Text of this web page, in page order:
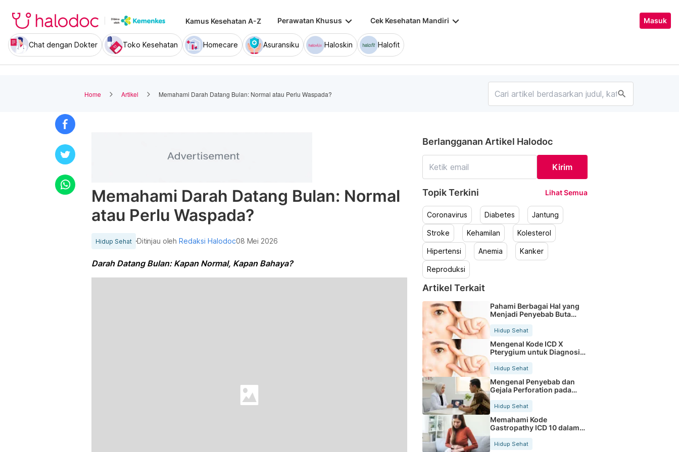
Kamus Kesehatan A-Z Perawatan Khusus keyboard_arrow_down Cek Kesehatan Mandiri keyboard_arrow_down Masuk
Chat dengan Dokter Toko Kesehatan Homecare Asuransiku Haloskin Halofit
Home Artikel Memahami Darah Datang Bulan: Normal atau Perlu Waspada? search
Memahami Darah Datang Bulan: Normal
atau Perlu Waspada?
Hidup Sehat Ditinjau olehRedaksi Halodoc08 Mei 2026
Darah Datang Bulan: Kapan Normal, Kapan Bahaya?
Berlangganan Artikel Halodoc
Kirim
Topik Terkini Lihat Semua
Coronavirus Diabetes Jantung
Stroke Kehamilan Kolesterol
Hipertensi Anemia Kanker
Reproduksi
Artikel Terkait
Pahami Berbagai Hal yang
Menjadi Penyebab Buta
Hidup Sehat
Mengenal Kode ICD X
Pterygium untuk Diagnosis
Hidup Sehat
Mengenal Penyebab dan
Gejala Perforation pada
Tubuh
Hidup Sehat
Memahami Kode
Gastropathy ICD 10 dalam
Rekam Medis Pasien
Hidup Sehat